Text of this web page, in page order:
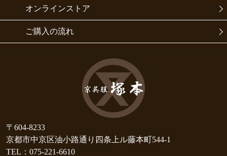
オンラインストア
ご購入の流れ
〒604-8233
京都市中京区油小路通り四条上ル藤本町544-1
TEL：075-221-6610